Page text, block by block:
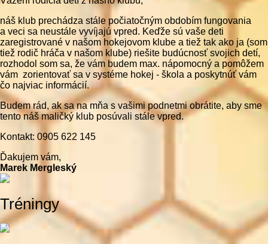
náš klub prechádza stále počiatočným obdobím fungovania
a veci sa neustále vyvíjajú vpred. Keďže sú vaše deti
zaregistrované v našom hokejovom klube a tiež tak ako ja (som
tiež rodič hráča v našom klube) riešite budúcnosť svojich detí,
rozhodol som sa, že vám budem max. nápomocný a pomôžem
vám zorientovať sa v systéme hokej - škola a poskytnúť vám
čo najviac informácií.
Budem rád, ak sa na mňa s vašimi podnetmi obrátite, aby sme
tento náš maličký klub posúvali stále vpred.
Kontakt: 0905 622 145
Ďakujem vám,
Marek Mergleský
Tréningy